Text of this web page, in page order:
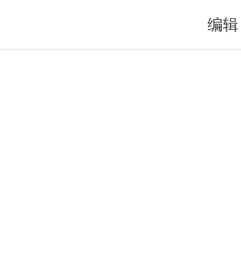
编